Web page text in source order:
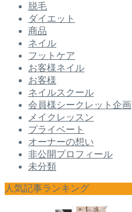
脱毛
ダイエット
商品
ネイル
フットケア
お客様ネイル
お客様
ネイルスクール
会員様シークレット企画
メイクレッスン
プライベート
オーナーの想い
非公開プロフィール
未分類
人気記事ランキング